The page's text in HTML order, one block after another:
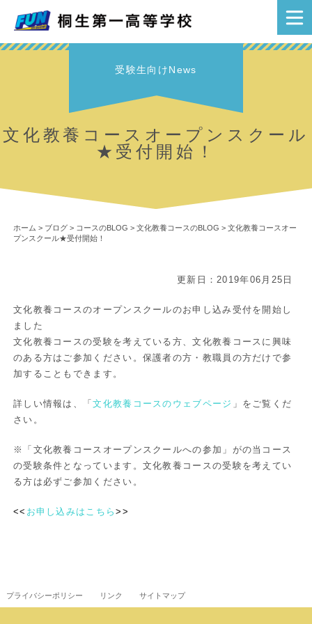
受験生向けNews
文化教養コースオープンスクール
★受付開始！
ホーム > ブログ> コースのBLOG > 文化教養コースのBLOG > 文化教養コースオー
プンスクール★受付開始！
更新日：2019年06月25日
文化教養コースのオープンスクールのお申し込み受付を開始し
ました
文化教養コースの受験を考えている方、文化教養コースに興味
のある方はご参加ください。保護者の方・教職員の方だけで参
加することもできます。
詳しい情報は、「文化教養コースのウェブページ 」をご覧くだ
さい。
※「文化教養コースオープンスクールへの参加」がの当コース
の受験条件となっています。文化教養コースの受験を考えてい
る方は必ずご参加ください。
<< お申し込みはこちら>>
プライバシーポリシー リンク サイトマップ